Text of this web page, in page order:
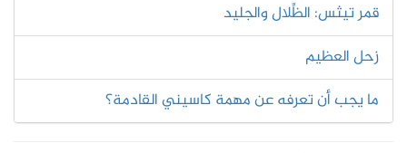
قمر تيثس: الظِّلال والجليد
زحل العظيم
ما يجب أن تعرفه عن مهمة كاسيني القادمة؟